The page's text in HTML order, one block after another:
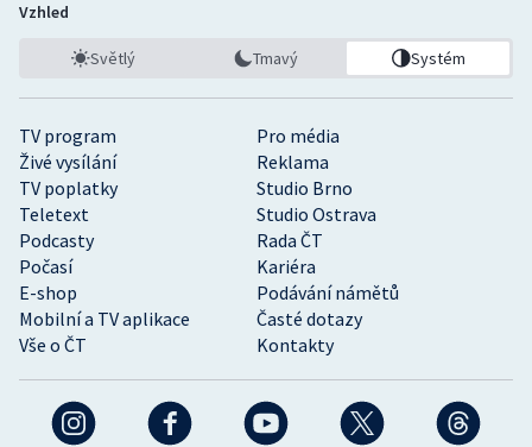
TV program
Pro média
Živé vysílání
Reklama
TV poplatky
Studio Brno
Teletext
Studio Ostrava
Podcasty
Rada ČT
Počasí
Kariéra
E-shop
Podávání námětů
Mobilní a TV aplikace
Časté dotazy
Vše o ČT
Kontakty
Vzhled
Světlý Tmavý Systém